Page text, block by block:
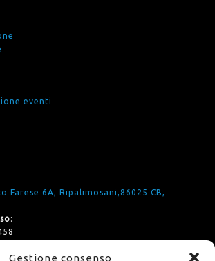
Gestione consenso
eventi
Farese 6A, Ripalimosani,86025 CB,
: